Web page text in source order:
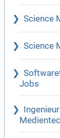
Science
Science
Jobs